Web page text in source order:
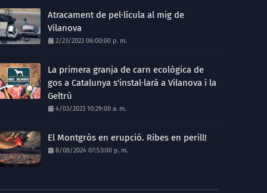
Atracament de pel·lícula al mig de
Vilanova
2/23/2022 06:00:00 p. m.
La primera granja de carn ecològica de
gos a Catalunya s'instal·larà a Vilanova i la
Geltrú
4/03/2023 10:29:00 a. m.
El Montgròs en erupció. Ribes en perill!
8/08/2024 07:53:00 p. m.